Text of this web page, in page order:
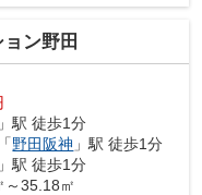
ン野田
」駅 徒歩1分
「野田阪神 」駅 徒歩1分
」駅 徒歩1分
～35.18㎡